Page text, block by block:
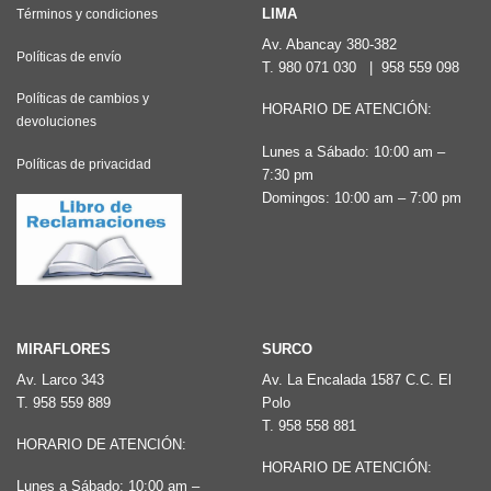
Las
pueden
en
la
página
de
producto
opciones
se
pueden
en
la
Términos y condiciones
Políticas de envío
Políticas de cambios y
devoluciones
Políticas de privacidad
LIMA
Av. Abancay 380-382
T. 980 071 030 958 559 098
HORARIO DE ATENCIÓN:
Lunes a Sábado: 10:00 am –
7:30 pm
Domingos: 10:00 am – 7:00 pm
MIRAFLORES
Av. Larco 343
T. 958 559 889
HORARIO DE ATENCIÓN:
Lunes a Sábado: 10:00 am –
SURCO
Av. La Encalada 1587 C.C. El
Polo
T. 958 558 881
HORARIO DE ATENCIÓN: